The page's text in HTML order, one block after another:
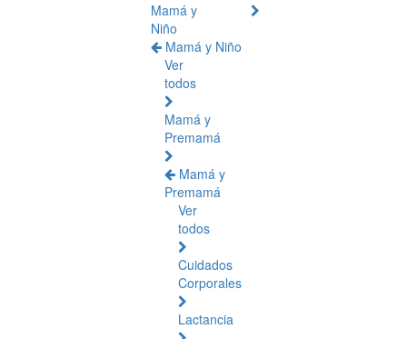
Mamá y
Niño
Mamá y Niño
Ver
todos
Mamá y
Premamá
Mamá y
Premamá
Ver
todos
Cuidados
Corporales
Lactancia